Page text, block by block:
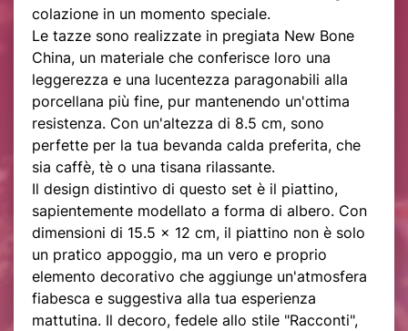
colazione in un momento speciale.
Le tazze sono realizzate in pregiata New Bone
China, un materiale che conferisce loro una
leggerezza e una lucentezza paragonabili alla
porcellana più fine, pur mantenendo un'ottima
resistenza. Con un'altezza di 8.5 cm, sono
perfette per la tua bevanda calda preferita, che
sia caffè, tè o una tisana rilassante.
Il design distintivo di questo set è il piattino,
sapientemente modellato a forma di albero. Con
dimensioni di 15.5 x 12 cm, il piattino non è solo
un pratico appoggio, ma un vero e proprio
elemento decorativo che aggiunge un'atmosfera
fiabesca e suggestiva alla tua esperienza
mattutina. Il decoro, fedele allo stile "Racconti",